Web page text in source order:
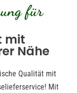
für
mit
Nähe
Qualität mit
Mit